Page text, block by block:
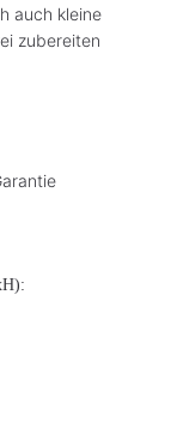
auch kleine
zubereiten